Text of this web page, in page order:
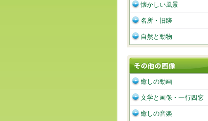
懐かしい風景
名所・旧跡
自然と動物
癒しの動画
文学と画像・一行四窓
癒しの音楽